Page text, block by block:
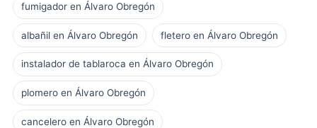
fumigador en Álvaro Obregón
albañil en Álvaro Obregón fletero en Álvaro Obregón
instalador de tablaroca en Álvaro Obregón
plomero en Álvaro Obregón
cancelero en Álvaro Obregón